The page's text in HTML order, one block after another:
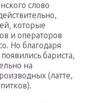
слово
которые
и операторов
Но благодаря
бариста,
на
(латте,